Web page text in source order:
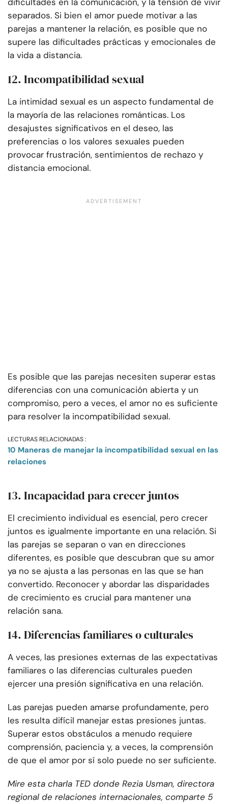
separados. Si bien el amor puede motivar a las
parejas a mantener la relación, es posible que no
supere las dificultades prácticas y emocionales de
la vida a distancia.
12. Incompatibilidad sexual
La intimidad sexual es un aspecto fundamental de
la mayoría de las relaciones románticas. Los
desajustes significativos en el deseo, las
preferencias o los valores sexuales pueden
provocar frustración, sentimientos de rechazo y
distancia emocional.
Es posible que las parejas necesiten superar estas
diferencias con una comunicación abierta y un
compromiso, pero a veces, el amor no es suficiente
para resolver la incompatibilidad sexual.
LECTURAS RELACIONADAS :
10 Maneras de manejar la incompatibilidad sexual en las
relaciones
13. Incapacidad para crecer juntos
El crecimiento individual es esencial, pero crecer
juntos es igualmente importante en una relación. Si
las parejas se separan o van en direcciones
diferentes, es posible que descubran que su amor
ya no se ajusta a las personas en las que se han
convertido. Reconocer y abordar las disparidades
de crecimiento es crucial para mantener una
relación sana.
14. Diferencias familiares o culturales
A veces, las presiones externas de las expectativas
familiares o las diferencias culturales pueden
ejercer una presión significativa en una relación.
Las parejas pueden amarse profundamente, pero
les resulta difícil manejar estas presiones juntas.
Superar estos obstáculos a menudo requiere
comprensión, paciencia y, a veces, la comprensión
de que el amor por sí solo puede no ser suficiente.
Mire esta charla TED donde Rezia Usman, directora
regional de relaciones internacionales, comparte 5